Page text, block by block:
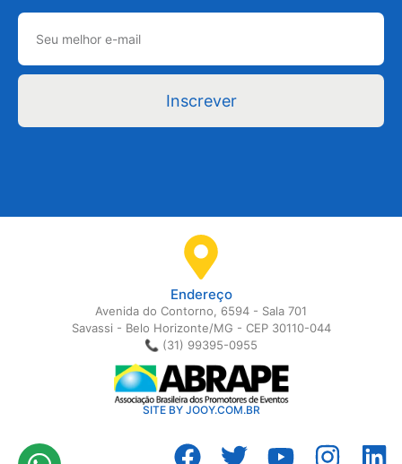
Inscrever
Endereço
Avenida do Contorno, 6594 - Sala 701
Savassi - Belo Horizonte/MG - CEP 30110-044
📞 (31) 99395-0955
SITE BY JOOY.COM.BR